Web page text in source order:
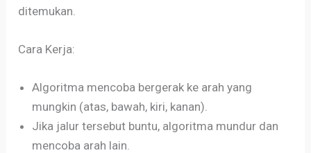
ditemukan.
Cara Kerja:
Algoritma mencoba bergerak ke arah yang
mungkin (atas, bawah, kiri, kanan).
Jika jalur tersebut buntu, algoritma mundur dan
mencoba arah lain.